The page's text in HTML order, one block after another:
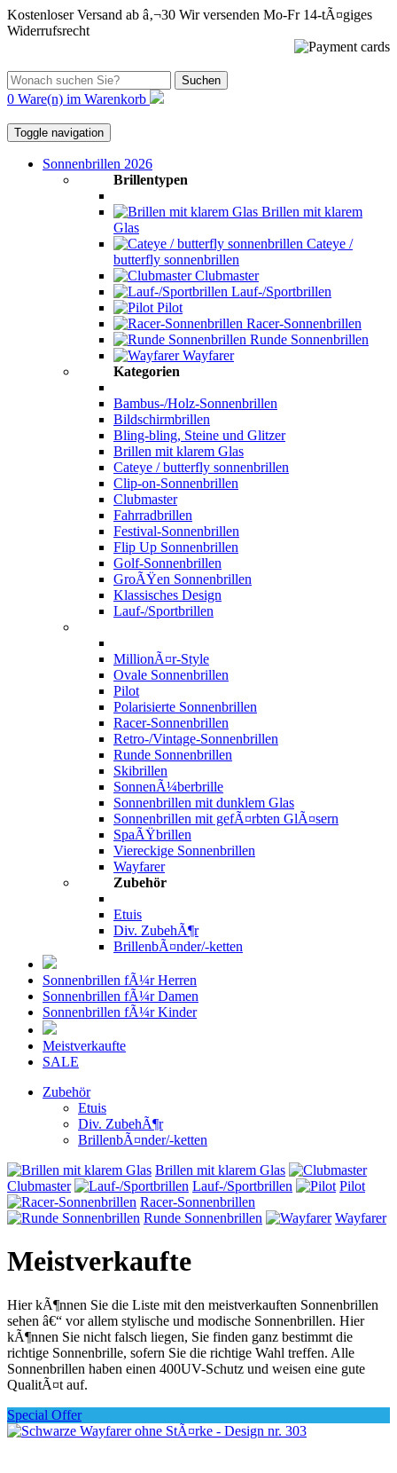
Kostenloser Versand ab â‚¬30 Wir versenden Mo-Fr 14-tÃ¤giges
Widerrufsrecht
Suchen
0 Ware(n) im Warenkorb
Toggle navigation
Sonnenbrillen 2026
Brillentypen
Brillen mit klarem
Glas
Cateye /
butterfly sonnenbrillen
Clubmaster
Lauf-/Sportbrillen
Pilot
Racer-Sonnenbrillen
Runde Sonnenbrillen
Wayfarer
Kategorien
Bambus-/Holz-Sonnenbrillen
Bildschirmbrillen
Bling-bling, Steine und Glitzer
Brillen mit klarem Glas
Cateye / butterfly sonnenbrillen
Clip-on-Sonnenbrillen
Clubmaster
Fahrradbrillen
Festival-Sonnenbrillen
Flip Up Sonnenbrillen
Golf-Sonnenbrillen
GroÃŸen Sonnenbrillen
Klassisches Design
Lauf-/Sportbrillen
MillionÃ¤r-Style
Ovale Sonnenbrillen
Pilot
Polarisierte Sonnenbrillen
Racer-Sonnenbrillen
Retro-/Vintage-Sonnenbrillen
Runde Sonnenbrillen
Skibrillen
SonnenÃ¼berbrille
Sonnenbrillen mit dunklem Glas
Sonnenbrillen mit gefÃ¤rbten GlÃ¤sern
SpaÃŸbrillen
Viereckige Sonnenbrillen
Wayfarer
Zubehör
Etuis
Div. ZubehÃ¶r
BrillenbÃ¤nder/-ketten
Sonnenbrillen fÃ¼r Herren
Sonnenbrillen fÃ¼r Damen
Sonnenbrillen fÃ¼r Kinder
Meistverkaufte
SALE
Zubehör
Etuis
Div. ZubehÃ¶r
BrillenbÃ¤nder/-ketten
Brillen mit klarem Glas
Clubmaster
Lauf-/Sportbrillen
Pilot
Racer-Sonnenbrillen
Runde Sonnenbrillen
Wayfarer
Meistverkaufte
Hier kÃ¶nnen Sie die Liste mit den meistverkauften Sonnenbrillen
sehen â€“ vor allem stylische und modische Sonnenbrillen. Hier
kÃ¶nnen Sie nicht falsch liegen, Sie finden ganz bestimmt die
richtige Sonnenbrille, sofern Sie die richtige Wahl treffen. Alle
Sonnenbrillen haben einen 400UV-Schutz und weisen eine gute
QualitÃ¤t auf.
Special Offer